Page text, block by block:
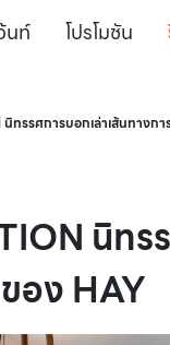
นท์ โปรโมชัน
ทรรศการบอกเล่าเส้นทาง
นิทร
อง HAY